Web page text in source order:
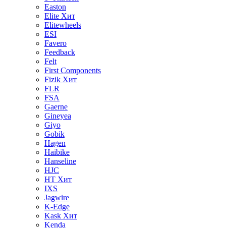
Easton
Elite Хит
Elitewheels
ESI
Favero
Feedback
Felt
First Components
Fizik Хит
FLR
FSA
Gaerne
Gineyea
Giyo
Gobik
Hagen
Haibike
Hanseline
HJC
HT Хит
IXS
Jagwire
K-Edge
Kask Хит
Kenda